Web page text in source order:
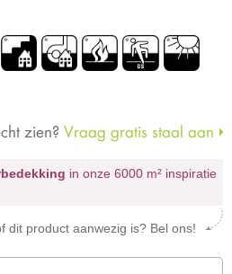
zien? Vraag gratis staal aan
in onze 6000 m² inspiratie
dit product aanwezig is? Bel ons!